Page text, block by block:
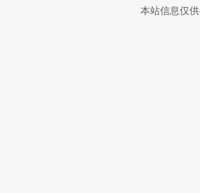
本站信息仅